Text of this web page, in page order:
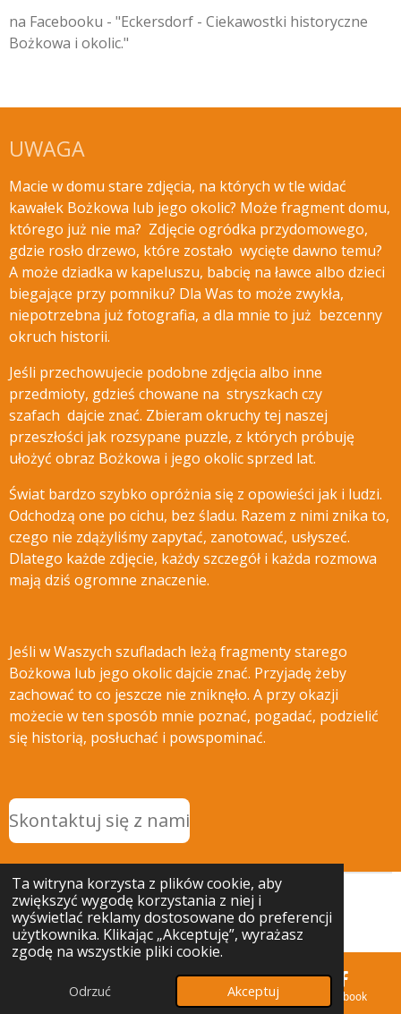
Ta witryna korzysta z plików cookie, aby
zwiększyć wygodę korzystania z niej i
wyświetlać reklamy dostosowane do preferencji
użytkownika. Klikając „Akceptuję”, wyrażasz
zgodę na wszystkie pliki cookie.
Odrzuć Akceptuj
na Facebooku - "Eckersdorf - Ciekawostki historyczne
Bożkowa i okolic."
UWAGA
Macie w domu stare zdjęcia, na których w tle widać
kawałek Bożkowa lub jego okolic? Może fragment domu,
którego już nie ma? Zdjęcie ogródka przydomowego,
gdzie rosło drzewo, które zostało wycięte dawno temu?
A może dziadka w kapeluszu, babcię na ławce albo dzieci
biegające przy pomniku? Dla Was to może zwykła,
niepotrzebna już fotografia, a dla mnie to już bezcenny
okruch historii.
Jeśli przechowujecie podobne zdjęcia albo inne
przedmioty, gdzieś chowane na stryszkach czy
szafach dajcie znać. Zbieram okruchy tej naszej
przeszłości jak rozsypane puzzle, z których próbuję
ułożyć obraz Bożkowa i jego okolic sprzed lat.
Świat bardzo szybko opróżnia się z opowieści jak i ludzi.
Odchodzą one po cichu, bez śladu. Razem z nimi znika to,
czego nie zdążyliśmy zapytać, zanotować, usłyszeć.
Dlatego każde zdjęcie, każdy szczegół i każda rozmowa
mają dziś ogromne znaczenie.
Jeśli w Waszych szufladach leżą fragmenty starego
Bożkowa lub jego okolic dajcie znać. Przyjadę żeby
zachować to co jeszcze nie zniknęło. A przy okazji
możecie w ten sposób mnie poznać, pogadać, podzielić
się historią, posłuchać i powspominać.
Skontaktuj się z nami
© 2025 - 2026 Ciekawostki Bożkowa
Obsługiwana przezWebador
E-mail Mapa Facebook